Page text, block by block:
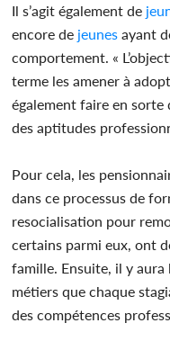
Il s’agit également de
encore de jeunes ayant
comportement. «
terme les amener à
également faire en sorte
des aptitudes
Pour cela, les
dans ce processus de
resocialisation pour
certains parmi eux, ont
famille. Ensuite, il y aura
métiers que chaque
des compétences